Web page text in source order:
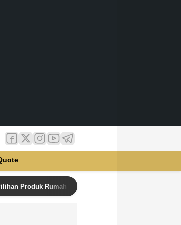
Produk Rumah Tangga Terbaik di Unilever Store